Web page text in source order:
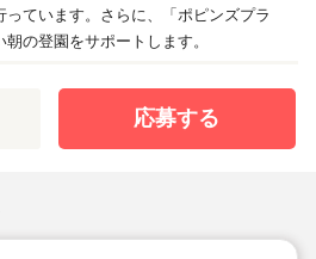
ています。さらに、「ポピンズプラ
の登園をサポートします。
応募する